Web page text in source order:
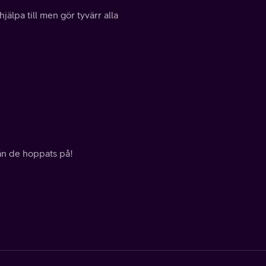
till men gör tyvärr alla
de hoppats på!